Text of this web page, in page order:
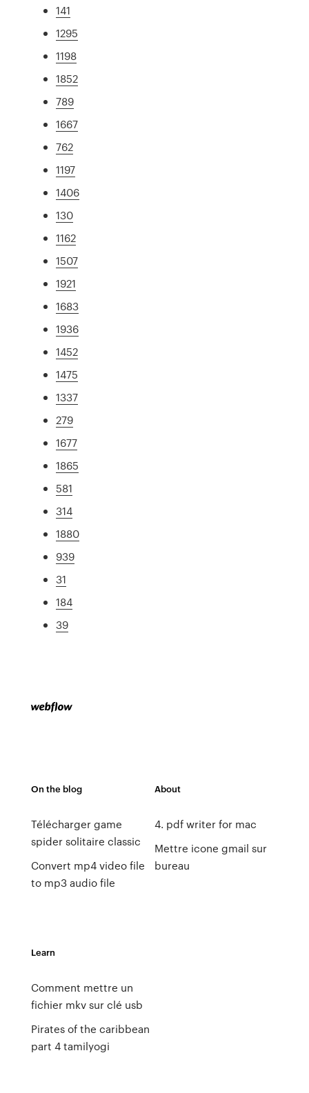
141
1295
1198
1852
789
1667
762
1197
1406
130
1162
1507
1921
1683
1936
1452
1475
1337
279
1677
1865
581
314
1880
939
31
184
39
On the blog
Télécharger game
spider solitaire classic
Convert mp4 video file
to mp3 audio file
About
4. pdf writer for mac
Mettre icone gmail sur
bureau
Learn
Comment mettre un
fichier mkv sur clé usb
Pirates of the caribbean
part 4 tamilyogi